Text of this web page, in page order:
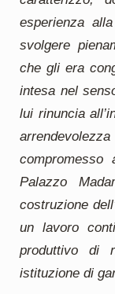
esperienza
svolgere
che gli era
intesa nel
lui rinuncia
Palazzo
costruzione
un lavoro
produttivo di
istituzione di